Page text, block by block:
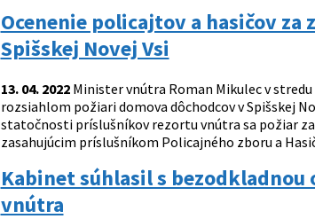
Ocenenie policajtov a hasičov
Spišskej Novej Vsi
13. 04. 2022Minister vnútra Roman Mikulec v
rozsiahlom požiari domova dôchodcov v Spišskej
statočnosti príslušníkov rezortu vnútra sa požiar
zasahujúcim príslušníkom Policajného zboru a
Kabinet súhlasil s
vnútra